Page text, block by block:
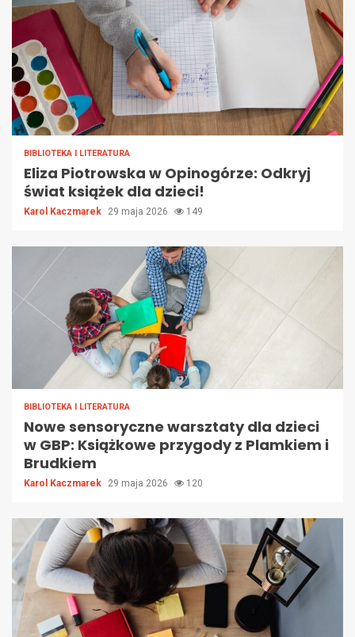
BIBLIOTEKA I LITERATURA
Eliza Piotrowska w Opinogórze: Odkryj
świat książek dla dzieci!
Karol Kaczmarek 29 maja 2026 149
BIBLIOTEKA I LITERATURA
Nowe sensoryczne warsztaty dla dzieci
w GBP: Książkowe przygody z Plamkiem i
Brudkiem
Karol Kaczmarek 29 maja 2026 120